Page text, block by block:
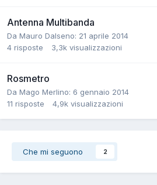
Antenna Multibanda
Da Mauro Dalseno: 21 aprile 2014
4 risposte 3,3k visualizzazioni
Rosmetro
Da Mago Merlino: 6 gennaio 2014
11 risposte 4,9k visualizzazioni
Che mi seguono 2